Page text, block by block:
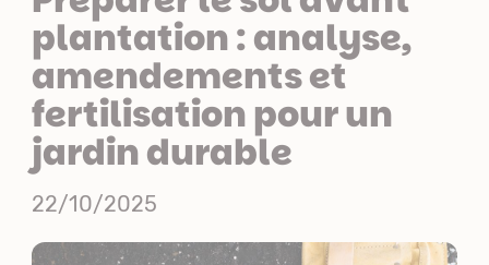
plantation : analyse,
amendements et
fertilisation pour un
jardin durable
22/10/2025